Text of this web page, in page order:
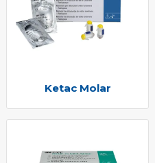
Ketac Molar